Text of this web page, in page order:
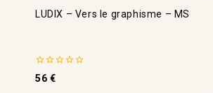
LUDIX – Vers le graphisme – MS
0
de
56 €